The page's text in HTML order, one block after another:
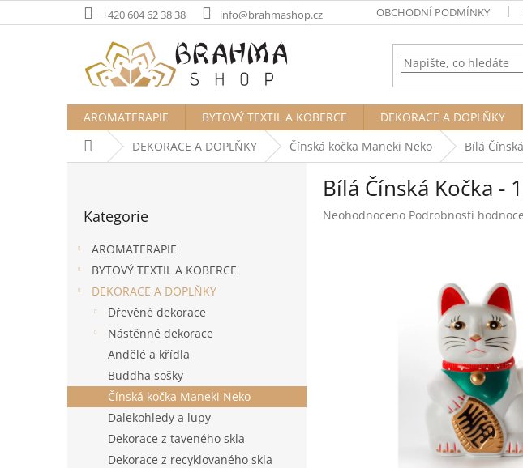
na
+420 604 62 38 38 info@brahmashop.cz OBCHODNÍ PODMÍNKY
AROMATERAPIE BYTOVÝ TEXTIL A KOBERCE DEKORACE A DOPLŇKY
Domů DEKORACE A DOPLŇKY Čínská kočka Maneki Neko Bílá
e
l
kategorie
Kategorie
AROMATERAPIE
BYTOVÝ TEXTIL A KOBERCE
DEKORACE A DOPLŇKY
Dřevěné dekorace
Nástěnné dekorace
Andělé a křídla
Buddha sošky
Čínská kočka Maneki Neko
Dalekohledy a lupy
Dekorace z taveného skla
Dekorace z recyklovaného skla
Bílá Čínská Kočka -
Průměrné
Neohodnoceno Podrobnosti